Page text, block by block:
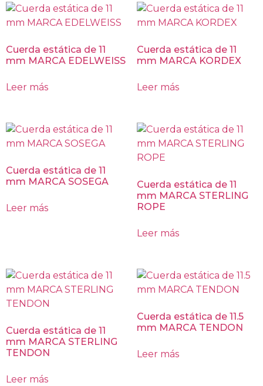
Cuerda estática de 11
mm MARCA EDELWEISS
Leer más
Cuerda estática de 11
mm MARCA KORDEX
Leer más
Cuerda estática de 11
mm MARCA SOSEGA
Leer más
Cuerda estática de 11
mm MARCA STERLING
ROPE
Leer más
Cuerda estática de 11
mm MARCA STERLING
TENDON
Leer más
Cuerda estática de 11.5
mm MARCA TENDON
Leer más